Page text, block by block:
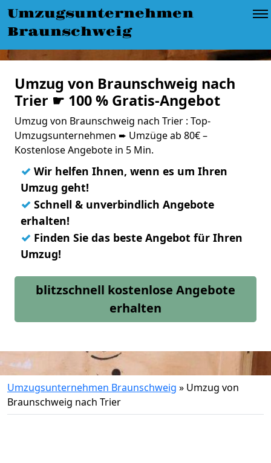
Umzugsunternehmen
Braunschweig
Umzug von Braunschweig nach
Trier ☛ 100 % Gratis-Angebot
Umzug von Braunschweig nach Trier : Top-
Umzugsunternehmen ➨ Umzüge ab 80€ –
Kostenlose Angebote in 5 Min.
✓ Wir helfen Ihnen, wenn es um Ihren
Umzug geht!
✓ Schnell & unverbindlich Angebote
erhalten!
✓ Finden Sie das beste Angebot für Ihren
Umzug!
blitzschnell kostenlose Angebote
erhalten
Umzugsunternehmen Braunschweig » Umzug von
Braunschweig nach Trier